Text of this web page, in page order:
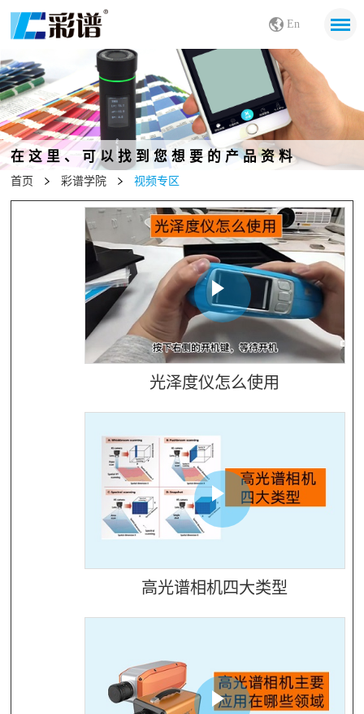
En
在这里、可以找到您想要的产品资料
首页 彩谱学院 视频专区
光泽度仪怎么使用
高光谱相机四大类型